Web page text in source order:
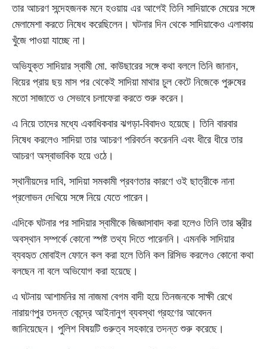
তার আচরণ সন্দেহজনক মনে হওয়ায় এর আগেই তিনি সাদিয়াকে মেয়ের সঙ্গে
মেলামেশা করতে নিষেধ করেছিলেন। ঘটনার দিন থেকে সাদিয়াকেও এলাকায়
খুঁজে পাওয়া যাচ্ছে না।
অভিযুক্ত সাদিয়ার স্বামী মো. কাউছারের সঙ্গে কথা বললে তিনি জানান,
বিয়ের প্রায় ছয় মাস পর থেকেই সাদিয়া মাথার চুল কেটে নিজেকে পুরুষের
মতো সাজাতে ও সেভাবে চলাফেরা করতে শুরু করেন।
এ নিয়ে তাদের মধ্যে একাধিকবার ঝগড়া-বিবাদও হয়েছে। তিনি বারবার
নিষেধ করলেও সাদিয়া তার আচরণ পরিবর্তন করেননি এবং ধীরে ধীরে তার
আচরণ অস্বাভাবিক হয়ে ওঠে।
স্থানীয়দের দাবি, সাদিয়া সমকামী প্রবণতার কারণে ওই ছাত্রীকে নানা
প্রলোভন দেখিয়ে সঙ্গে নিয়ে যেতে পারেন।
এদিকে ঘটনার পর সাদিয়ার স্বামীকে জিজ্ঞাসাবাদ করা হলেও তিনি তার স্ত্রীর
অবস্থান সম্পর্কে কোনো স্পষ্ট তথ্য দিতে পারেননি। এমনকি সাদিয়ার
ব্যবহৃত মোবাইল ফোনে কল করা হলে তিনি কল রিসিভ করলেও কোনো কথা
বলছেন না বলে অভিযোগ করা হয়েছে।
এ ঘটনায় আশামনির মা নাজমা বেগম বাদী হয়ে তিনজনকে সাক্ষী রেখে
নারায়ণপুর তদন্ত কেন্দ্রে আইনানুগ ব্যবস্থা গ্রহণের আবেদন
জানিয়েছেন। পুলিশ বিষয়টি গুরুত্ব সহকারে তদন্ত শুরু করেছে।